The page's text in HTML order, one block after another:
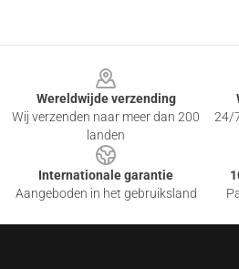
Wereldwijde verzending
Wij verzenden naar meer dan 200
landen
24/
Internationale garantie
Aangeboden in het gebruiksland